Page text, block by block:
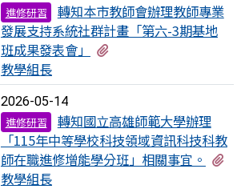
進修研習
轉知本市教師會辦理教師專業
發展支持系統社群計畫「第六-3期基地
班成果發表會」
教學組長
2026-05-14
進修研習
轉知國立高雄師範大學辦理
「115年中等學校科技領域資訊科技科教
師在職進修增能學分班」相關事宜。
教學組長